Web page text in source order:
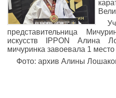
представительница
искусств IPPON Алина
мичуринка завоевала 1
Фото: архив Алины